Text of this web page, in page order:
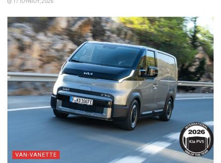
17 ΙΟΥΝΊΟΥ, 2026
VAN-VANETTΕ